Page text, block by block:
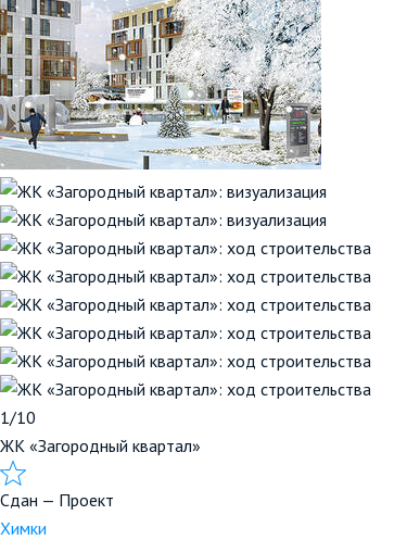
1/10
ЖК «Загородный квартал»
Сдан — Проект
Химки